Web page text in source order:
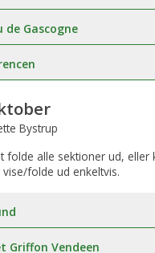
de Gascogne
Bystrup
folde alle sektioner ud, eller
folde ud enkeltvis.
Griffon Vendeen